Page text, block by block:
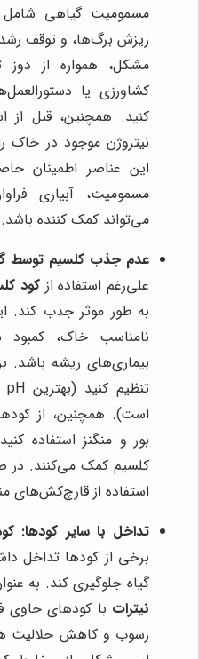
مسمومیت گیاهی
ریزش برگ‌ها، و توقف
مشکل، همواره از
کشاورزی یا
کنید. همچنین، قبل از
نیتروژن موجود در خاک
این عناصر اطمینان
مسمومیت، آبیاری
می‌تواند کمک کننده باشد.
عدم جذب کلسیم توسط
علی‌رغم استفاده از کود
نامناسب خاک، کمبود
است). همچنین، از
بور و منگنز استفاده
کلسیم کمک می‌کنند. در
استفاده از قارچ‌کش‌های
تداخل با سایر کودها:
برخی از کودها تداخل
گیاه جلوگیری کند. به
نیترات با کودهای حاوی
رسوب و کاهش حلالیت